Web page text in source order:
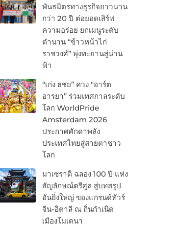
พันธมิตรทางธุรกิจยาวนาน
กว่า 20 ปี ต่อยอดเสิร์ฟ
ความอร่อย ยกเมนูระดับ
ตำนาน “ข้าวหน้าไก่
ราชวงศ์” พุ่งทะยานสู่น่าน
ฟ้า
“เก่ง ธชย” ควง “อาร์ต
อารยา” ร่วมเทศกาลระดับ
โลก WorldPride
Amsterdam 2026
ประกาศศักดาพลัง
ประเทศไทยสู่สายตาชาว
โลก
มาเซราติ ฉลอง 100 ปี แห่ง
สัญลักษณ์ตรีศูล สู่บทสรุป
อันยิ่งใหญ่ ของแกรนด์ทัวร์
จีน-อิตาลี ณ ถิ่นกำเนิด
เมืองโมเดนา